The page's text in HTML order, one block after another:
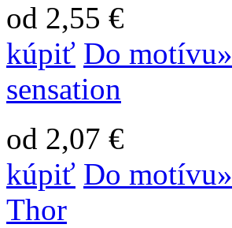
od 2,55 €
kúpiť Do motívu»
sensation
od 2,07 €
kúpiť Do motívu»
Thor